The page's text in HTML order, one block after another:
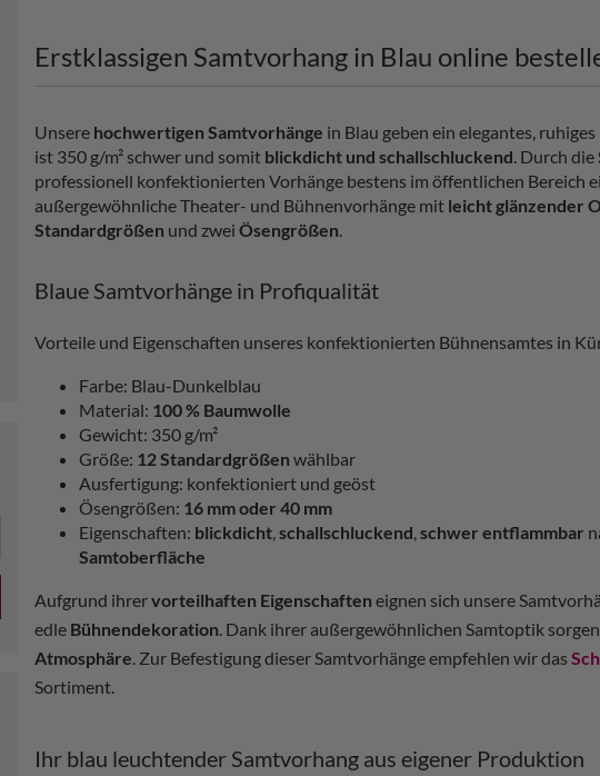
Erstklassigen Samtvorhang in Blau online
Unsere hochwertigen Samtvorhänge in Blau geben ein elegantes,
ist 350 g/m² schwer und somit blickdicht und schallschluckend. Durch die
professionell konfektionierten Vorhänge bestens im öffentlichen Bereich
außergewöhnliche Theater- und Bühnenvorhänge mit leicht glänzender
Standardgrößen und zwei Ösengrößen.
Blaue Samtvorhänge in Profiqualität
Vorteile und Eigenschaften unseres konfektionierten Bühnensamtes in
Farbe: Blau-Dunkelblau
Material: 100 % Baumwolle
Gewicht: 350 g/m²
Größe: 12 Standardgrößen wählbar
Ausfertigung: konfektioniert und geöst
Ösengrößen: 16 mm oder 40 mm
Eigenschaften: blickdicht,schallschluckend,schwer entflammbar
Samtoberfläche
Aufgrund ihrervorteilhaften Eigenschaften eignen sich unsere
edle Bühnendekoration. Dank ihrer außergewöhnlichen Samtoptik
Atmosphäre. Zur Befestigung dieser Samtvorhänge empfehlen wir das
Sortiment.
Ihr blau leuchtender Samtvorhang aus eigener Produktion